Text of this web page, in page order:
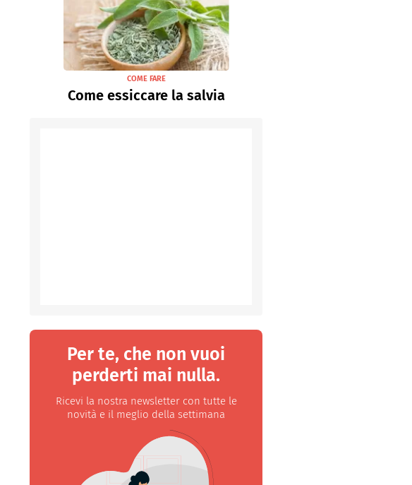
COME FARE
Come essiccare la salvia
Per te, che non vuoi
perderti mai nulla.
Ricevi la nostra newsletter con tutte le
novità e il meglio della settimana